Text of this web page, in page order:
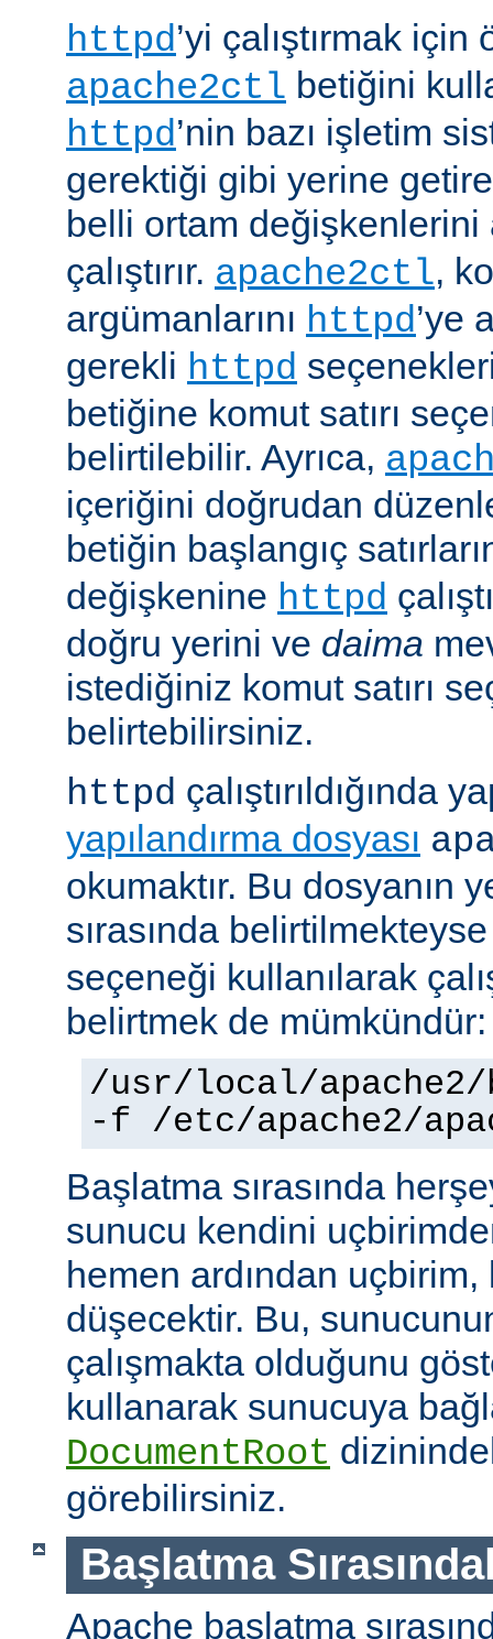
httpd’yi çalıştırmak
apache2ctl betiğini
httpd’nin bazı işletim
gerektiği gibi yerine
belli ortam
çalıştırır. apache2ctl,
argümanlarını httpd’ye
gerekli httpd
betiğine komut satırı
belirtilebilir. Ayrıca,
içeriğini doğrudan
betiğin başlangıç
değişkenine httpd
doğru yerini ve daima
istediğiniz komut satırı
belirtebilirsiniz.
httpd çalıştırıldığında
yapılandırma dosyası
okumaktır. Bu dosyanın
sırasında
seçeneği kullanılarak
belirtmek de mümkündür:
/usr/local/
-f /etc/apache2/
Başlatma sırasında
sunucu kendini
hemen ardından
düşecektir. Bu,
çalışmakta olduğunu
kullanarak sunucuya
DocumentRoot
görebilirsiniz.
Başlatma
Apache başlatma